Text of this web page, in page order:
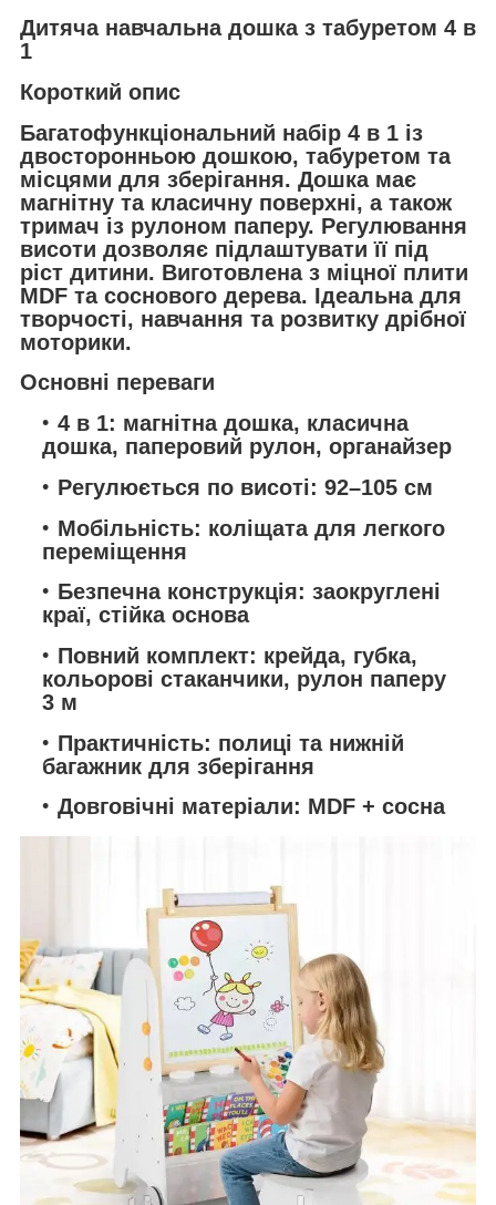
Дитяча навчальна дошка з табуретом 4 в
1
Короткий опис
Багатофункціональний набір 4 в 1 із
двосторонньою дошкою, табуретом та
місцями для зберігання. Дошка має
магнітну та класичну поверхні, а також
тримач із рулоном паперу. Регулювання
висоти дозволяє підлаштувати її під
ріст дитини. Виготовлена з міцної плити
MDF та соснового дерева. Ідеальна для
творчості, навчання та розвитку дрібної
моторики.
Основні переваги
4 в 1: магнітна дошка, класична
дошка, паперовий рулон, органайзер
Регулюється по висоті: 92–105 см
Мобільність: коліщата для легкого
переміщення
Безпечна конструкція: заокруглені
краї, стійка основа
Повний комплект: крейда, губка,
кольорові стаканчики, рулон паперу
3 м
Практичність: полиці та нижній
багажник для зберігання
Довговічні матеріали: MDF + сосна